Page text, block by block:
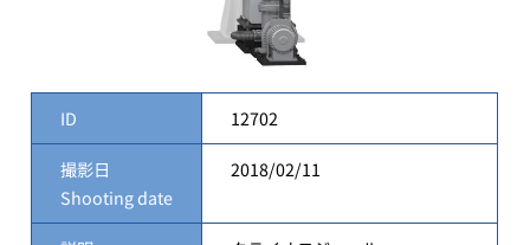
ID 12702
撮影日
Shooting date
2018/02/11